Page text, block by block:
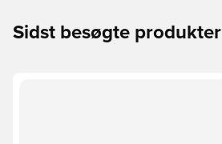
Sidst besøgte produkter